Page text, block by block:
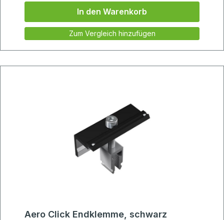
10mm
In den Warenkorb
Zum Vergleich hinzufügen
Aero Click Endklemme, schwarz